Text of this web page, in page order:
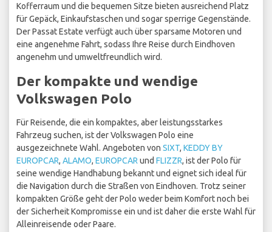
Kofferraum und die bequemen Sitze bieten ausreichend Platz
für Gepäck, Einkaufstaschen und sogar sperrige Gegenstände.
Der Passat Estate verfügt auch über sparsame Motoren und
eine angenehme Fahrt, sodass Ihre Reise durch Eindhoven
angenehm und umweltfreundlich wird.
Der kompakte und wendige
Volkswagen Polo
Für Reisende, die ein kompaktes, aber leistungsstarkes
Fahrzeug suchen, ist der Volkswagen Polo eine
ausgezeichnete Wahl. Angeboten von SIXT, KEDDY BY
EUROPCAR, ALAMO, EUROPCAR und FLIZZR, ist der Polo für
seine wendige Handhabung bekannt und eignet sich ideal für
die Navigation durch die Straßen von Eindhoven. Trotz seiner
kompakten Größe geht der Polo weder beim Komfort noch bei
der Sicherheit Kompromisse ein und ist daher die erste Wahl für
Alleinreisende oder Paare.